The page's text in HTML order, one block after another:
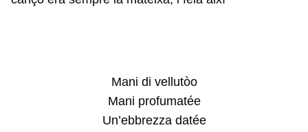
Mani di vellutòo
Mani profumatée
Un’ebbrezza datée